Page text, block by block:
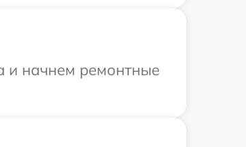
и начнем ремонтные